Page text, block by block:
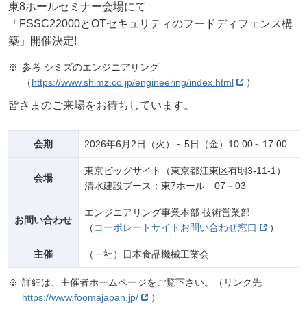
東8ホールセミナー会場にて
「FSSC22000とOTセキュリティのフードディフェンス構
築」開催決定!
参考 シミズのエンジニアリング
（https://www.shimz.co.jp/engineering/index.html ）
皆さまのご来場をお待ちしています。
会期 2026年6月2日（火）～5日（金）10:00～17:00
会場
東京ビッグサイト（東京都江東区有明3-11-1）
清水建設ブース：東7ホール 07－03
お問い合わせ
エンジニアリング事業本部 技術営業部
（ コーポレートサイトお問い合わせ窓口 ）
主催 （一社）日本食品機械工業会
詳細は、主催者ホームページをご覧下さい。（リンク先
https://www.foomajapan.jp/
）